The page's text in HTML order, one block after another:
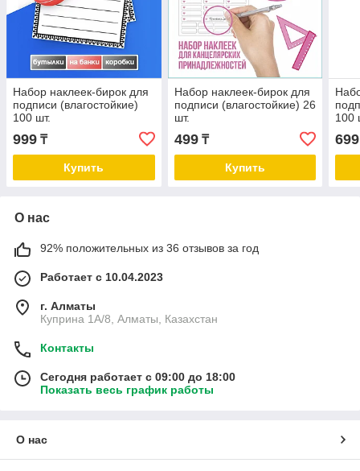
Набор наклеек-бирок для
подписи (влагостойкие)
100 шт.
999 ₸
Купить
Набор наклеек-бирок для
подписи (влагостойкие) 26
шт.
499₸
Купить
100
699
О нас
92% положительных из 36 отзывов за год
Работает с 10.04.2023
г. Алматы
Куприна 1A/8, Алматы, Казахстан
Контакты
Сегодня работает с 09:00 до 18:00
Показать весь график работы
О нас